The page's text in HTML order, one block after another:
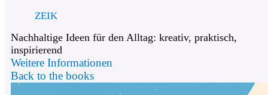
ZEIK
Nachhaltige Ideen für den Alltag: kreativ, praktisch,
inspirierend
Weitere Informationen
Back to the books